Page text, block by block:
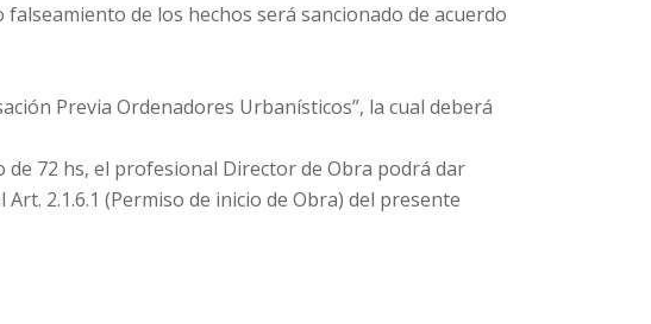
de los hechos será sancionado de acuerdo
Previa Ordenadores Urbanísticos”, la cual deberá
72 hs, el profesional Director de Obra podrá dar
2.1.6.1 (Permiso de inicio de Obra) del presente